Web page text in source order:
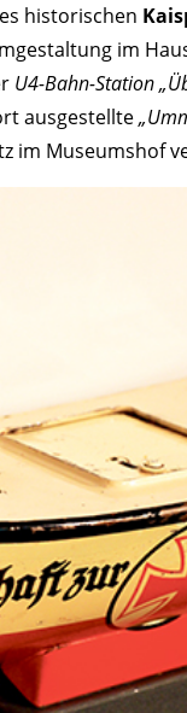
historischen
im
U4-Bahn-Station
ausgestellte
im Museumshof